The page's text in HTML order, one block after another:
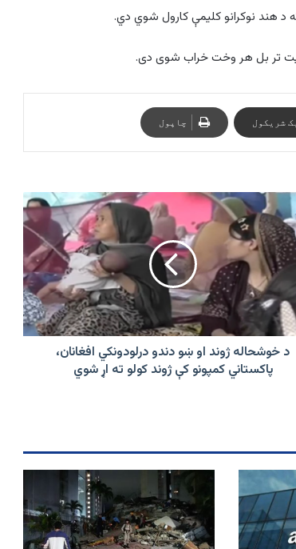
د هند نوکرانو کلیمې کارول شوي دي.
تر بل هر وخت خراب شوی دی.
شریکول چاپول
د خوشحاله ژوند او ښو دندو درلودونکي افغانان،
پاکستاني کمپونو کې ژوند کولو ته اړ شوي